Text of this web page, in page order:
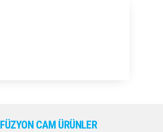
FÜZYON CAM ÜRÜNLER